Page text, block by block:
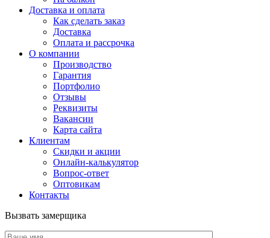
Доставка и оплата
Как сделать заказ
Доставка
Оплата и рассрочка
О компании
Производство
Гарантия
Портфолио
Отзывы
Реквизиты
Вакансии
Карта сайта
Клиентам
Скидки и акции
Онлайн-калькулятор
Вопрос-ответ
Оптовикам
Контакты
Вызвать замерщика